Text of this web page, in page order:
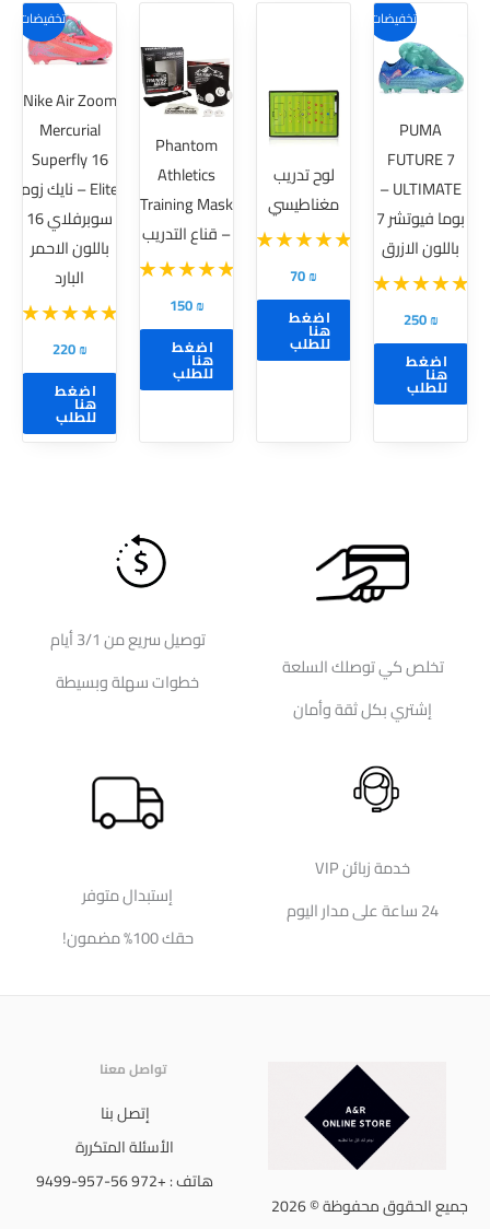
تخفيضات!
PUMA
FUTURE 7
ULTIMATE –
بوما فيوتشر 7
باللون الازرق
250₪
اضغط
هنا
للطلب
هناك
العديد
من
المختلفة
لهذا
المنتج.
يمكن
اختيار
الخيارات
على
صفحة
المنتج
لوح تدريب
مغناطيسي
70₪
اضغط
هنا
للطلب
Phantom
Athletics
Training Mask
– قناع التدريب
150₪
اضغط
هنا
للطلب
تخفيضات!
Nike Air Zoom
Mercurial
Superfly 16
Elite – نايك زوم
سوبرفلاي 16
باللون الاحمر
البارد
220₪
اضغط
هنا
للطلب
هناك
العديد
الأشكال
المختلفة
لهذا
المنتج.
يمكن
اختيار
الخيارات
على
صفحة
المنتج
تخلص كي توصلك السلعة
إشتري بكل ثقة وأمان
توصيل سريع من 3/1 أيام
خطوات سهلة وبسيطة
خدمة زبائن VIP
24 ساعة على مدار اليوم
إستبدال متوفر
حقك 100% مضمون!
جميع الحقوق محفوظة © 2026
تواصل معنا
إتصل بنا
الأسئلة المتكررة
هاتف : +972 56-957-9499